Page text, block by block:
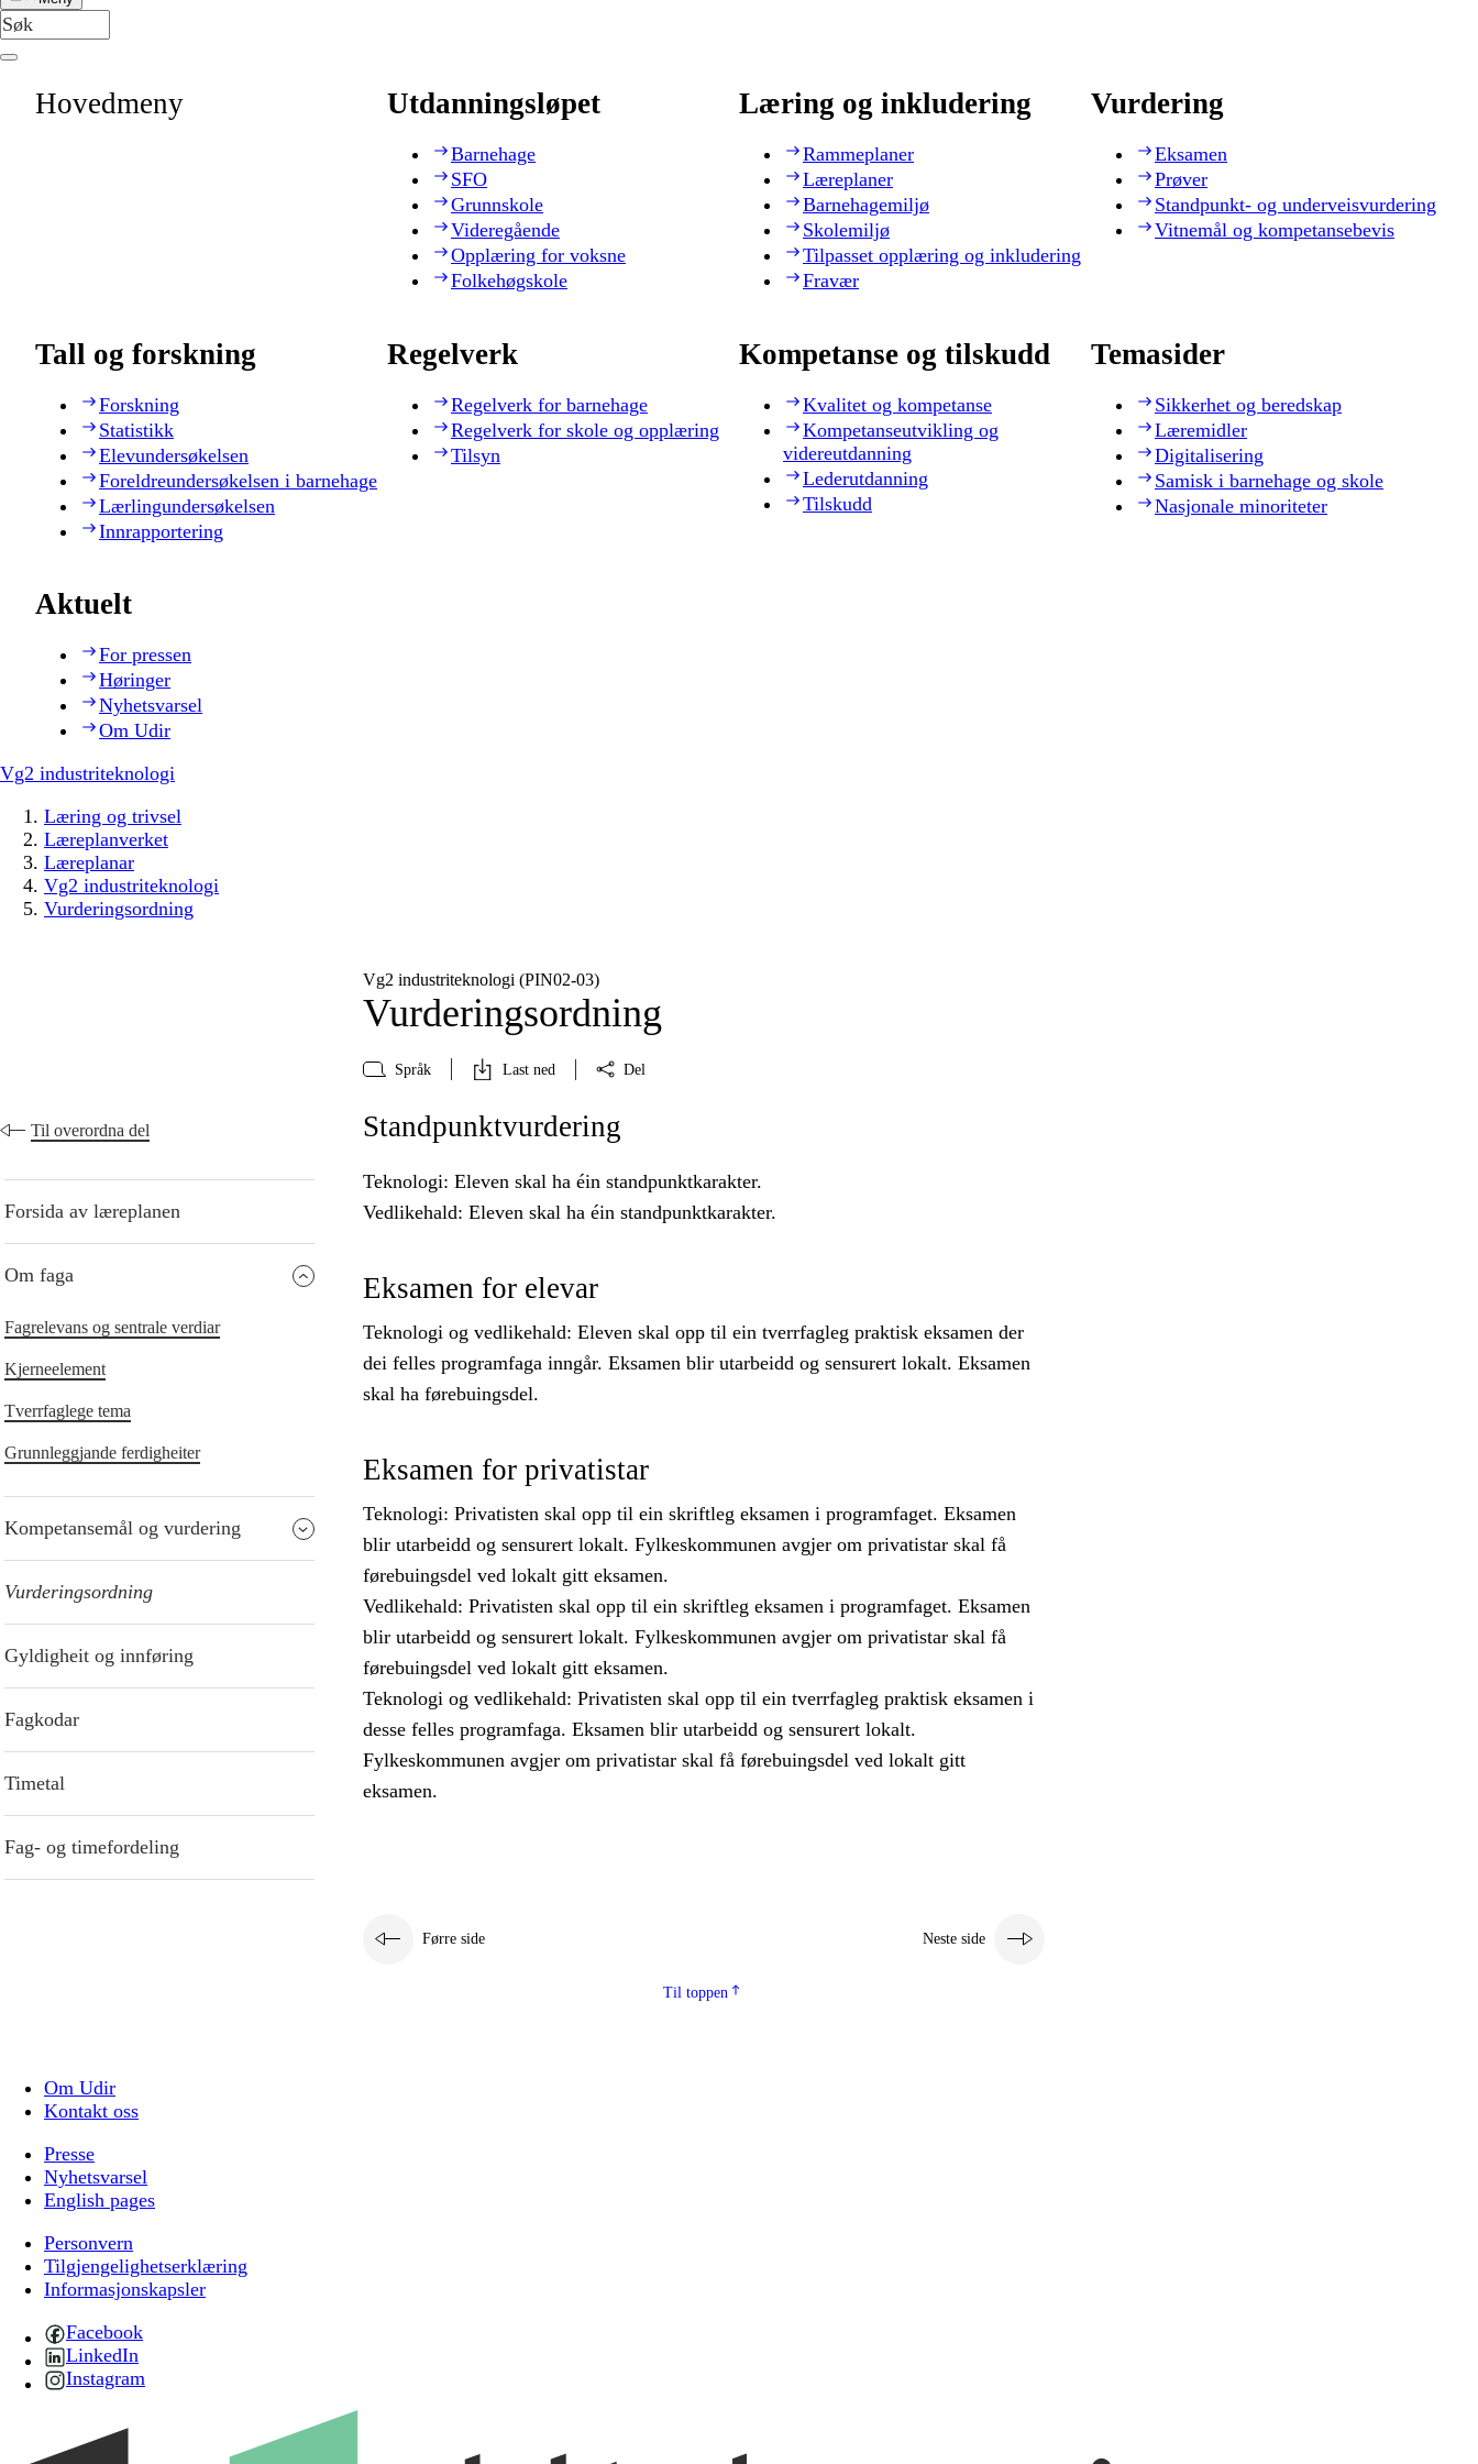
Hovedmeny Utdanningsløpet
Barnehage
SFO
Grunnskole
Videregående
Opplæring for voksne
Folkehøgskole
Læring og inkludering
Rammeplaner
Læreplaner
Barnehagemiljø
Skolemiljø
Tilpasset opplæring og inkludering
Fravær
Vurdering
Eksamen
Prøver
Standpunkt- og underveisvurdering
Vitnemål og kompetansebevis
Tall og forskning
Forskning
Statistikk
Elevundersøkelsen
Foreldreundersøkelsen i barnehage
Lærlingundersøkelsen
Innrapportering
Regelverk
Regelverk for barnehage
Regelverk for skole og opplæring
Tilsyn
Kompetanse og tilskudd
Kvalitet og kompetanse
Kompetanseutvikling og
videreutdanning
Lederutdanning
Tilskudd
Temasider
Sikkerhet og beredskap
Læremidler
Digitalisering
Samisk i barnehage og skole
Nasjonale minoriteter
Aktuelt
For pressen
Høringer
Nyhetsvarsel
Om Udir
Vg2 industriteknologi
Læring og trivsel
Læreplanverket
Læreplanar
Vg2 industriteknologi
Vurderingsordning
Vg2 industriteknologi (PIN02‑03)
Vurderingsordning
Språk Last ned Del
Til overordna del
Forsida av læreplanen
Om faga
Fagrelevans og sentrale verdiar
Kjerneelement
Tverrfaglege tema
Grunnleggjande ferdigheiter
Kompetansemål og vurdering
Vurderingsordning
Gyldigheit og innføring
Fagkodar
Timetal
Fag- og timefordeling
Standpunktvurdering
Teknologi: Eleven skal ha éin standpunktkarakter.
Vedlikehald: Eleven skal ha éin standpunktkarakter.
Eksamen for elevar
Teknologi og vedlikehald: Eleven skal opp til ein tverrfagleg praktisk eksamen der
dei felles programfaga inngår. Eksamen blir utarbeidd og sensurert lokalt. Eksamen
skal ha førebuingsdel.
Eksamen for privatistar
Teknologi: Privatisten skal opp til ein skriftleg eksamen i programfaget. Eksamen
blir utarbeidd og sensurert lokalt. Fylkeskommunen avgjer om privatistar skal få
førebuingsdel ved lokalt gitt eksamen.
Vedlikehald: Privatisten skal opp til ein skriftleg eksamen i programfaget. Eksamen
blir utarbeidd og sensurert lokalt. Fylkeskommunen avgjer om privatistar skal få
førebuingsdel ved lokalt gitt eksamen.
Teknologi og vedlikehald: Privatisten skal opp til ein tverrfagleg praktisk eksamen i
desse felles programfaga. Eksamen blir utarbeidd og sensurert lokalt.
Fylkeskommunen avgjer om privatistar skal få førebuingsdel ved lokalt gitt
eksamen.
Førre side Neste side
Til toppen
Om Udir
Kontakt oss
Presse
Nyhetsvarsel
English pages
Personvern
Tilgjengelighetserklæring
Informasjonskapsler
Facebook
LinkedIn
Instagram